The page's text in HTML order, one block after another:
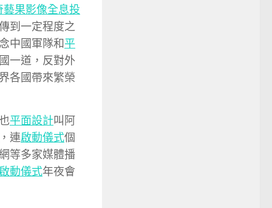
藝果影像全息投
到一定程度之
中國軍隊和平
一道，反對外
各國帶來繁榮
平面設計叫阿
連啟動儀式個
等多家媒體播
動儀式年夜會